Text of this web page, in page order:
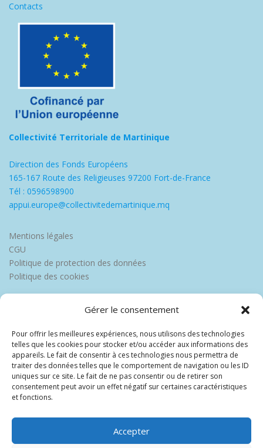
Gérer le consentement
Pour offrir les meilleures expériences, nous utilisons des technologies
telles que les cookies pour stocker et/ou accéder aux informations des
appareils. Le fait de consentir à ces technologies nous permettra de
traiter des données telles que le comportement de navigation ou les ID
uniques sur ce site. Le fait de ne pas consentir ou de retirer son
consentement peut avoir un effet négatif sur certaines caractéristiques
et fonctions.
Accepter
Contacts
Collectivité Territoriale de Martinique
Direction des Fonds Européens
165-167 Route des Religieuses 97200 Fort-de-France
Tél : 0596598900
appui.europe@collectivitedemartinique.mq
Mentions légales
CGU
Politique de protection des données
Politique des cookies